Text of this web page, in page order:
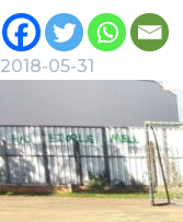
2018-05-31